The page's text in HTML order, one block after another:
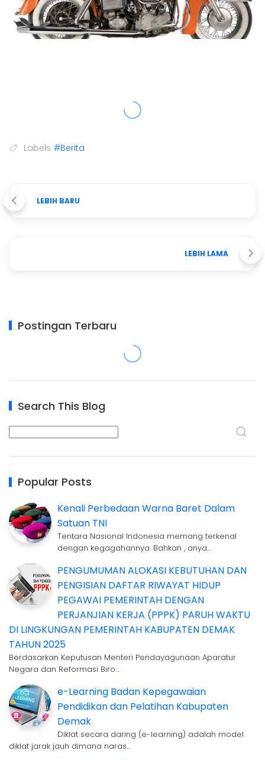
Labels #Berita
LEBIH BARU
LEBIH LAMA
Postingan Terbaru
Search This Blog
Popular Posts
Kenali Perbedaan Warna Baret Dalam
Satuan TNI
Tentara Nasional Indonesia memang terkenal
dengan kegagahannya. Bahkan , anya…
PENGUMUMAN ALOKASI KEBUTUHAN DAN
PENGISIAN DAFTAR RIWAYAT HIDUP
PEGAWAI PEMERINTAH DENGAN
PERJANJIAN KERJA (PPPK) PARUH WAKTU
DI LINGKUNGAN PEMERINTAH KABUPATEN DEMAK
TAHUN 2025
Berdasarkan Keputusan Menteri Pendayagunaan Aparatur
Negara dan Reformasi Biro…
e-Learning Badan Kepegawaian
Pendidikan dan Pelatihan Kabupaten
Demak
Diklat secara daring (e-learning) adalah model
diklat jarak jauh dimana naras…